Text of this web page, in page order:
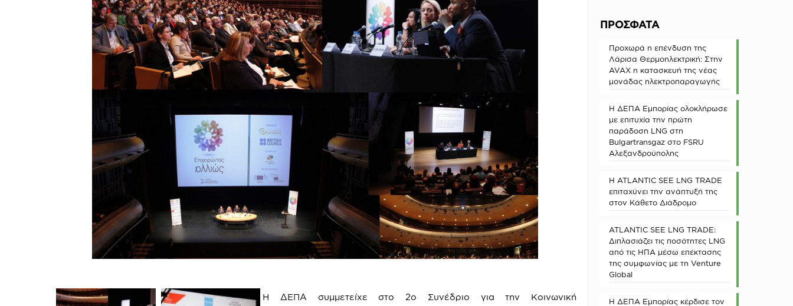
Η ΔΕΠΑ συμμετείχε στο 2ο Συνέδριο για την Κοινωνική
ΠΡΟΣΦΑΤΑ
Προχωρά η επένδυση της
Λάρισα Θερμοηλεκτρική: Στην
AVAX η κατασκευή της νέας
μονάδας ηλεκτροπαραγωγής
Η ΔΕΠΑ Εμπορίας ολοκλήρωσε
με επιτυχία την πρώτη
παράδοση LNG στη
Bulgartransgaz στο FSRU
Αλεξανδρούπολης
Η ATLANTIC SEE LNG TRADE
επιταχύνει την ανάπτυξή της
στον Κάθετο Διάδρομο
ATLANTIC SEE LNG TRADE:
Διπλασιάζει τις ποσότητες LNG
από τις ΗΠΑ μέσω επέκτασης
της συμφωνίας με τη Venture
Global
Η ΔΕΠΑ Εμπορίας κέρδισε τον